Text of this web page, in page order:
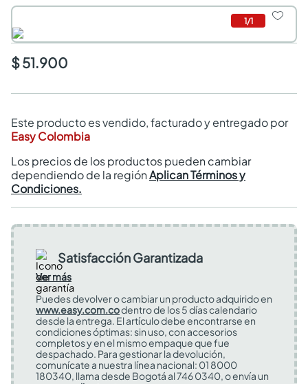
1/1
$ 51.900
Este producto es vendido, facturado y entregado por
Easy Colombia
Los precios de los productos pueden cambiar
dependiendo de la regiónAplican Términos y
Condiciones.
Satisfacción Garantizada
Ver más
Puedes devolver o cambiar un producto adquirido en
www.easy.com.codentro de los 5 días calendario
desde la entrega. El artículo debe encontrarse en
condiciones óptimas: sin uso, con accesorios
completos y en el mismo empaque que fue
despachado. Para gestionar la devolución,
comunícate a nuestra línea nacional: 01 8000
180340, llama desde Bogotá al 746 0340, o envía un
armarios closet
comedores
neveras